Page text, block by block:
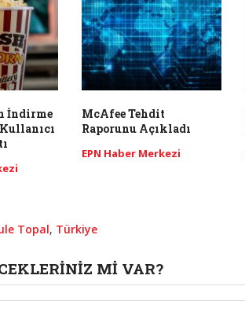
İndirme
McAfee Tehdit
Raporunu Açıkladı
EPN Haber Merkezi
Topal, Türkiye
MI VAR?